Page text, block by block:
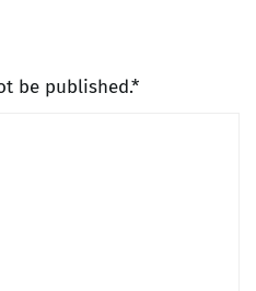
be published.*